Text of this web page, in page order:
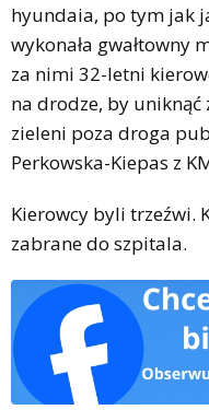
hyundaia, po tym jak
wykonała gwałtowny
za nimi 32-letni
na drodze, by uniknąć
zieleni poza droga
Perkowska-Kiepas z
Kierowcy byli trzeźwi.
zabrane do szpitala.